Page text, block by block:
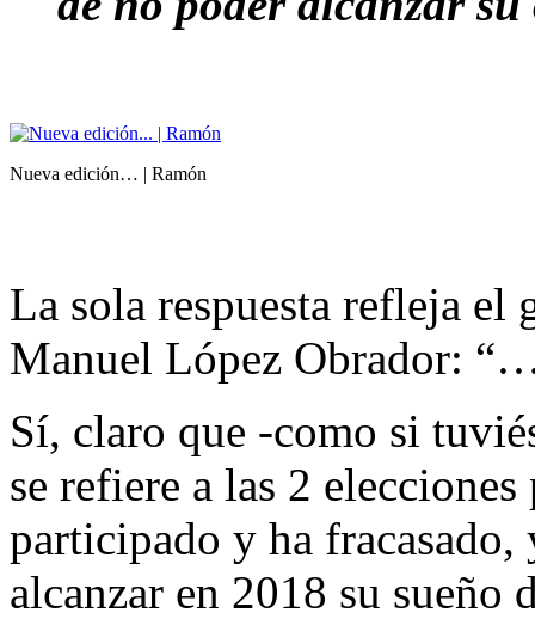
Nueva edición… | Ramón
La sola respuesta refleja el
Manuel López Obrador:
Sí, claro que -como si
se refiere a las 2
participado y ha fracasado,
alcanzar en 2018 su sueño